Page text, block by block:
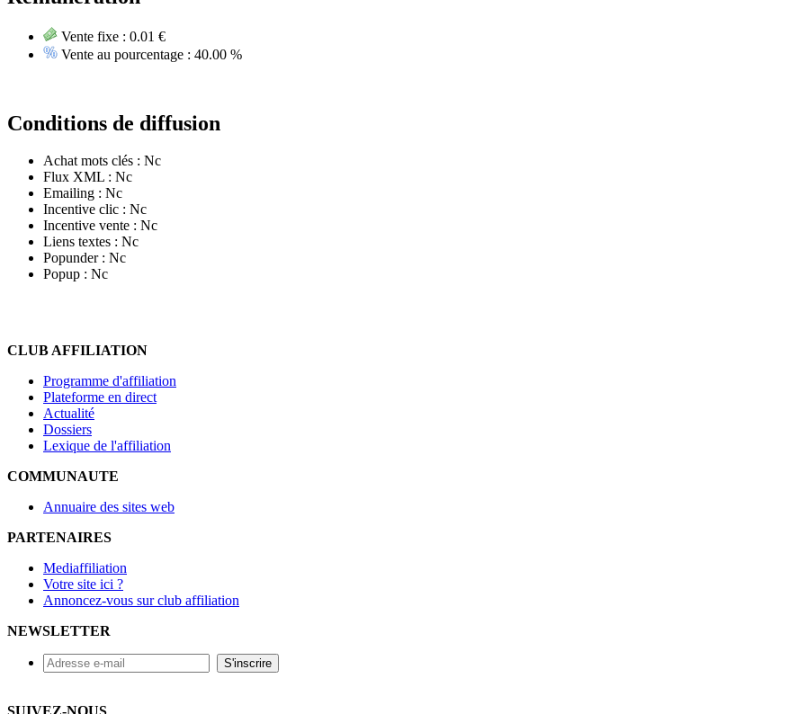
Vente fixe : 0.01 €
Vente au pourcentage : 40.00 %
Conditions de diffusion
Achat mots clés : Nc
Flux XML : Nc
Emailing : Nc
Incentive clic : Nc
Incentive vente : Nc
Liens textes : Nc
Popunder : Nc
Popup : Nc
CLUB AFFILIATION
Programme d'affiliation
Plateforme en direct
Actualité
Dossiers
Lexique de l'affiliation
COMMUNAUTE
Annuaire des sites web
PARTENAIRES
Mediaffiliation
Votre site ici ?
Annoncez-vous sur club affiliation
NEWSLETTER